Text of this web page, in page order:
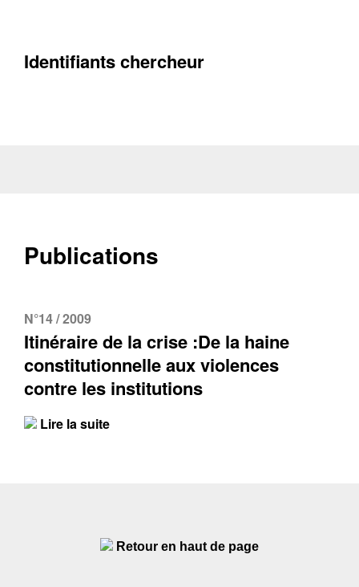
Identifiants chercheur
Publications
N°14 / 2009
Itinéraire de la crise :De la haine
constitutionnelle aux violences
contre les institutions
Lire la suite
Retour en haut de page